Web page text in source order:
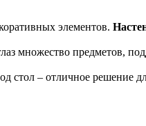
элементов.
множество предметов,
стол – отличное решение